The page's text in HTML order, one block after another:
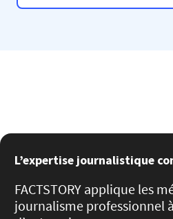
L’expertise journalistique
FACTSTORY applique les
journalisme professionnel